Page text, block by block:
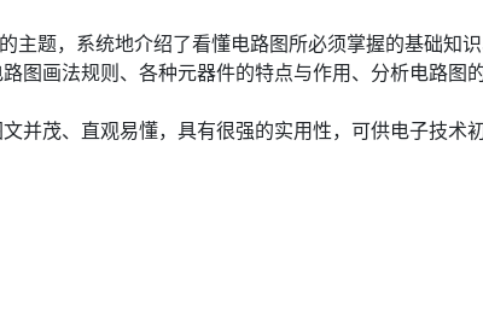
主题，系统地介绍了看懂电路图所必须掌握的基础
图画法规则、各种元器件的特点与作用、分析电路
并茂、直观易懂，具有很强的实用性，可供电子技术